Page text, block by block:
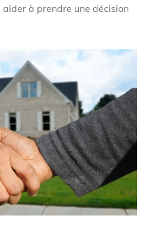
à prendre une décision